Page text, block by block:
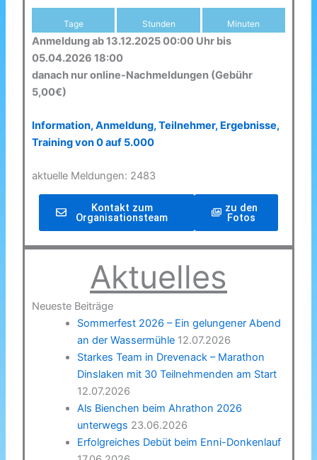
Tage Stunden Minuten
Anmeldung ab 13.12.2025 00:00 Uhr bis
05.04.2026 18:00
danach nur online-Nachmeldungen (Gebühr
5,00€)
Information, Anmeldung, Teilnehmer, Ergebnisse,
Training von 0 auf 5.000
aktuelle Meldungen: 2483
Kontakt zum
Organisationsteam
zu den
Fotos
Aktuelles
Neueste Beiträge
Sommerfest 2026 – Ein gelungener Abend
an der Wassermühle 12.07.2026
Starkes Team in Drevenack – Marathon
Dinslaken mit 30 Teilnehmenden am Start
12.07.2026
Als Bienchen beim Ahrathon 2026
unterwegs 23.06.2026
Erfolgreiches Debüt beim Enni-Donkenlauf